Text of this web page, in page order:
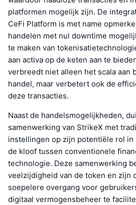
platformen mogelijk zijn. De
CeFi Platform is met name
handelen met nul downtime
te maken van
aan activa op de keten aan te
verbreedt niet alleen het scala aan
handel, maar verbetert ook de
deze transacties.
Naast de handelsmogelijkheden,
samenwerking van StrikeX met
instellingen op zijn potentiële rol in
de kloof tussen conventionele
technologie. Deze samenwerking
veelzijdigheid van de token en zijn
soepelere overgang voor
digitaal vermogensbeheer te